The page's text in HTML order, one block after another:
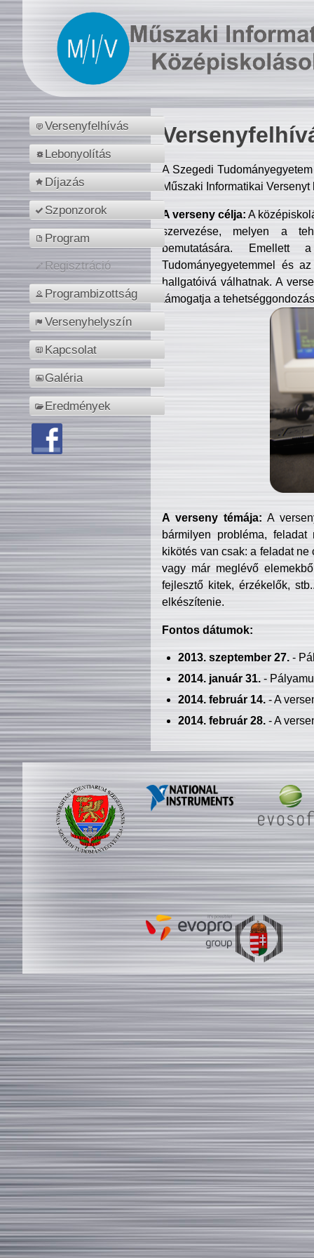
Versenyfelhívás
Lebonyolítás
Díjazás
Szponzorok
Program
Regisztráció
Programbizottság
Versenyhelyszín
Kapcsolat
Galéria
Eredmények
A Szegedi
Műszaki Informatikai
A verseny célja: A
szervezése, melyen a
bemutatására. Emellett
Tudományegyetemmel és
hallgatóivá válhatnak. A
támogatja a
A verseny témája: A
bármilyen probléma, feladat
kikötés van csak: a feladat
vagy már meglévő
fejlesztő kitek, érzékelők,
elkészítenie.
Fontos dátumok:
2013. szeptember 27.-
2014. január 31.-
2014. február 14.- A
2014. február 28.- A